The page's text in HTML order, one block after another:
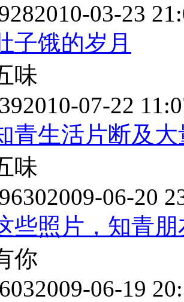
2010-03-23
子饿的岁月
味
2010-07-22
青生活片断及大
味
2009-06-20
些照片，知青
你
2009-06-19